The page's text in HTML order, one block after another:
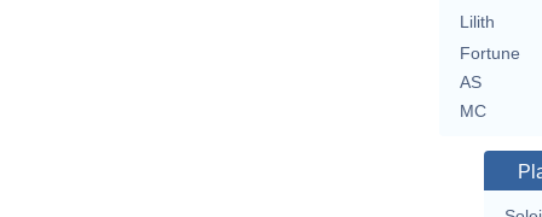
Lilith
Fortune
AS
MC